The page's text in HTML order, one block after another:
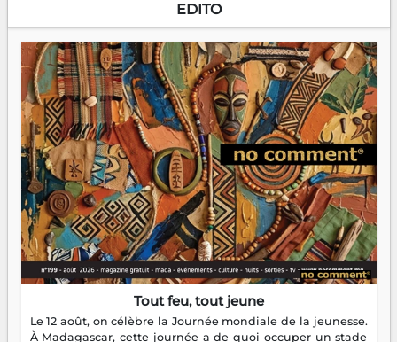
EDITO
Tout feu, tout jeune
Le 12 août, on célèbre la Journée mondiale de la jeunesse.
À Madagascar, cette journée a de quoi occuper un stade